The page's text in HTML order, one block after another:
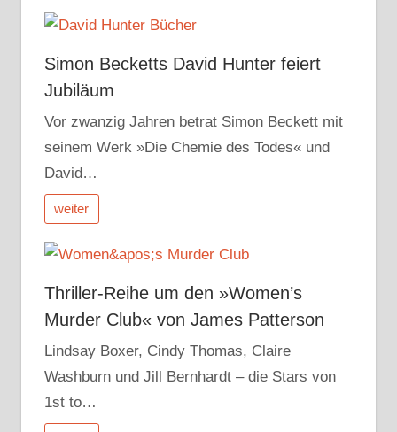
Simon Becketts David Hunter feiert
Jubiläum
Vor zwanzig Jahren betrat Simon Beckett mit
seinem Werk »Die Chemie des Todes« und
David…
weiter
Thriller-Reihe um den »Women’s
Murder Club« von James Patterson
Lindsay Boxer, Cindy Thomas, Claire
Washburn und Jill Bernhardt – die Stars von
1st to…